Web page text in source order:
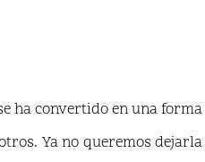
ha convertido en una forma
Ya no queremos dejarla